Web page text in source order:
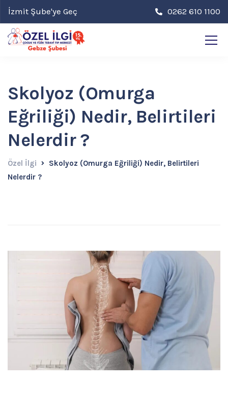
0262 610 1100
İzmit Şube'ye Geç
Skolyoz (Omurga
Eğriliği) Nedir, Belirtileri
Nelerdir ?
Özel İlgi
Skolyoz (Omurga Eğriliği) Nedir, Belirtileri
Nelerdir ?